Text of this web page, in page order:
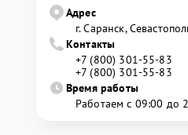
Адрес
г. Саранск,
Контакты
+7 (800) 301-55-83
+7 (800) 301-55-83
Время работы
Работаем с 09:00 до